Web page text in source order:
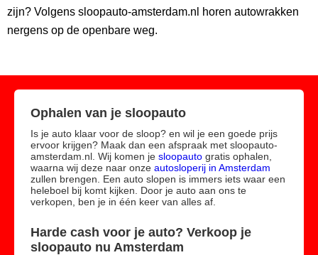
zijn? Volgens sloopauto-amsterdam.nl horen autowrakken
nergens op de openbare weg.
Ophalen van je sloopauto
Is je auto klaar voor de sloop? en wil je een goede prijs
ervoor krijgen? Maak dan een afspraak met sloopauto-
amsterdam.nl. Wij komen je sloopauto gratis ophalen,
waarna wij deze naar onze autosloperij in Amsterdam
zullen brengen. Een auto slopen is immers iets waar een
heleboel bij komt kijken. Door je auto aan ons te
verkopen, ben je in één keer van alles af.
Harde cash voor je auto? Verkoop je
sloopauto nu Amsterdam